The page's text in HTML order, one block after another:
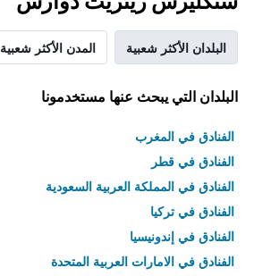
البلدان الأكثر شعبية المدن الأكثر شعبية
البلدان التي يبحث عنها مستخدمونا
الفنادق في المغرب
الفنادق في قطر
الفنادق في المملكة العربية السعودية
الفنادق في تركيا
الفنادق في إندونيسيا
الفنادق في الامارات العربية المتحدة